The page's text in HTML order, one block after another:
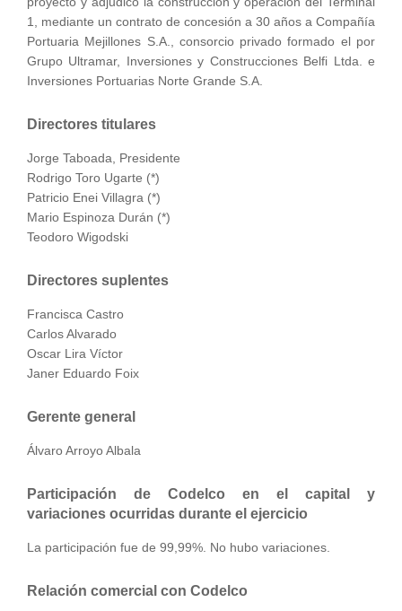
1, mediante un contrato de concesión a 30 años a Compañía
Portuaria Mejillones S.A., consorcio privado formado el por
Grupo Ultramar, Inversiones y Construcciones Belfi Ltda. e
Inversiones Portuarias Norte Grande S.A.
Directores titulares
Jorge Taboada, Presidente
Rodrigo Toro Ugarte (*)
Patricio Enei Villagra (*)
Mario Espinoza Durán (*)
Teodoro Wigodski
Directores suplentes
Francisca Castro
Carlos Alvarado
Oscar Lira Víctor
Janer Eduardo Foix
Gerente general
Álvaro Arroyo Albala
Participación de Codelco en el capital y
variaciones ocurridas durante el ejercicio
La participación fue de 99,99%. No hubo variaciones.
Relación comercial con Codelco